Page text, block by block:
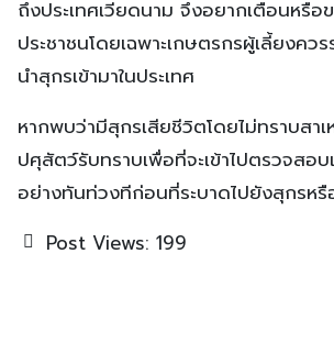
ถึงประเทศเวียดนาม จึงอยากเตือนหรื
ประชาชนโดยเฉพาะเกษตรกรผู้เลี้ยงควร
นำสุกรเข้ามาในประเทศ
หากพบว่ามีสุกรเสียชีวิตโดยไม่ทราบสา
ปศุสัตว์รับทราบเพื่อที่จะเข้าไปตรวจสอบ
อย่างทันท่วงทีก่อนที่ระบาดไปยังสุกรห
Post Views: 199